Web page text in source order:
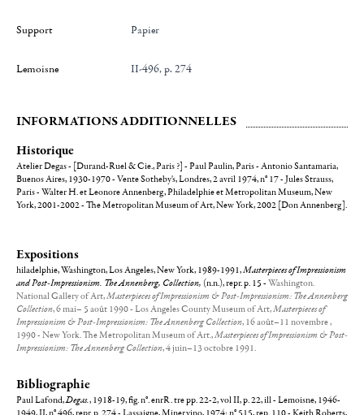
Support Papier
Lemoisne II-496, p. 274
INFORMATIONS ADDITIONNELLES
Historique
Atelier Degas - [Durand-Ruel & Cie., Paris ?] - Paul Paulin, Paris - Antonio Santamaria,
Buenos Aires, 1930-1970 - Vente Sotheby's, Londres, 2 avril 1974, n° 17 - Jules Strauss,
Paris - Walter H. et Leonore Annenberg, Philadelphie et Metropolitan Museum, New
York, 2001-2002 - The Metropolitan Museum of Art, New York, 2002 [Don Annenberg].
Expositions
hiladelphie, Washington, Los Angeles, New York, 1989-1991,Masterpieces of Impressionism
and Post-Impressionism. The Annenberg, Collection, (n.n.), repr. p. 15 - Washington.
National Gallery of Art,Masterpieces of Impressionism & Post-Impressionism: The Annenberg
Collection, 6 mai– 5 août 1990 - Los Angeles County Museum of Art,Masterpieces of
Impressionism & Post-Impressionism: The Annenberg Collection, 16 août–11 novembre ,
1990 - New York. The Metropolitan Museum of Art.,Masterpieces of Impressionism & Post-
Impressionism: The Annenberg Collection, 4 juin–13 octobre 1991.
Bibliographie
Paul Lafond,Degas., 1918-19, fig. n°. enrR. tre pp. 22-2, vol II, p. 22, ill - Lemoisne, 1946-